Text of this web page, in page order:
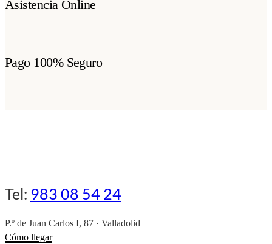
Asistencia Online
Pago 100% Seguro
Tel: 983 08 54 24
P.º de Juan Carlos I, 87 · Valladolid
Cómo llegar